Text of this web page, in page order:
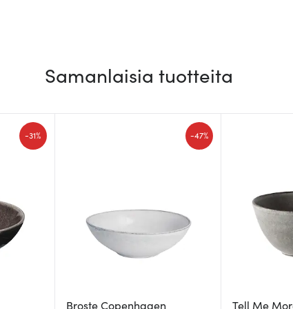
Samanlaisia tuotteita
-31%
Broste Copenhagen
-47%
Tell Me